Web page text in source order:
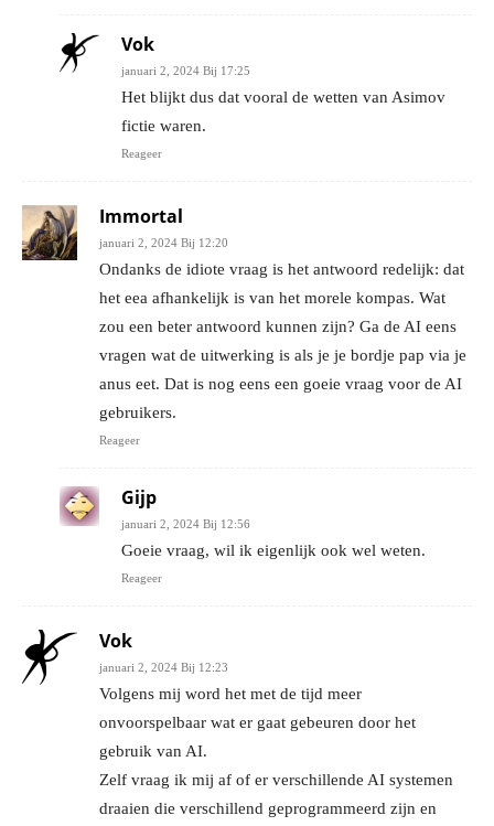
Vok
januari 2, 2024 Bij 17:25
Het blijkt dus dat vooral de wetten van Asimov
fictie waren.
Reageer
Immortal
januari 2, 2024 Bij 12:20
Ondanks de idiote vraag is het antwoord redelijk: dat
het eea afhankelijk is van het morele kompas. Wat
zou een beter antwoord kunnen zijn? Ga de AI eens
vragen wat de uitwerking is als je je bordje pap via je
anus eet. Dat is nog eens een goeie vraag voor de AI
gebruikers.
Reageer
Gijp
januari 2, 2024 Bij 12:56
Goeie vraag, wil ik eigenlijk ook wel weten.
Reageer
Vok
januari 2, 2024 Bij 12:23
Volgens mij word het met de tijd meer
onvoorspelbaar wat er gaat gebeuren door het
gebruik van AI.
Zelf vraag ik mij af of er verschillende AI systemen
draaien die verschillend geprogrammeerd zijn en